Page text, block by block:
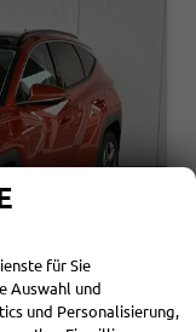
für Sie
Auswahl und
und Personalisierung,